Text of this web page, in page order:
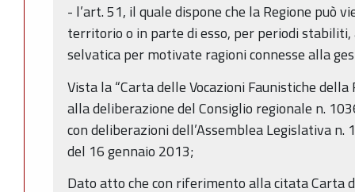
- l’art. 51, il quale dispone che la Regione può
territorio o in parte di esso, per periodi
selvatica per motivate ragioni connesse alla
Vista la “Carta delle Vocazioni Faunistiche
alla deliberazione del Consiglio regionale n.
con deliberazioni dell’Assemblea Legislativa
del 16 gennaio 2013;
Dato atto che con riferimento alla citata Carta